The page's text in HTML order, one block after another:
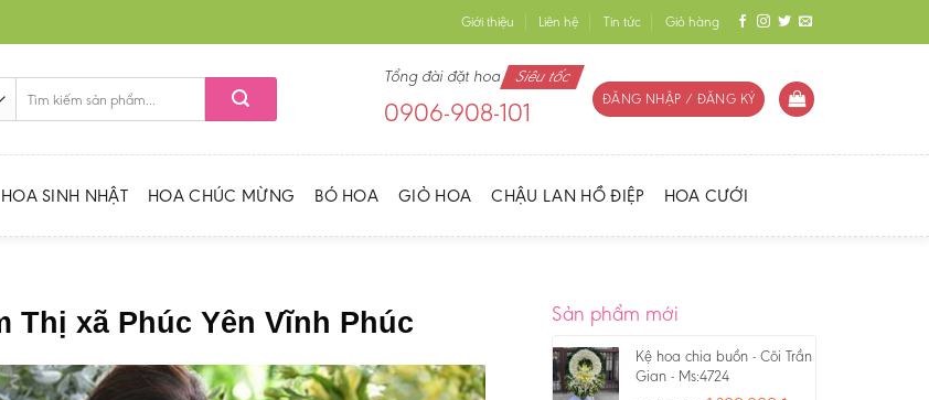
Giới thiệu Liên hệ Tin tức Giỏ hàng
kiếm:
Tổng đài đặt hoa Siêu tốc
0906-908-101 ĐĂNG NHẬP / ĐĂNG KÝ
HOA SINH NHẬT HOA CHÚC MỪNG BÓ HOA GIỎ HOA CHẬU LAN HỒ ĐIỆP HOA CƯỚI
Thị xã Phúc Yên Vĩnh Phúc Sản phẩm mới
Kệ hoa chia buồn - Cõi Trần
Gian - Ms:4724